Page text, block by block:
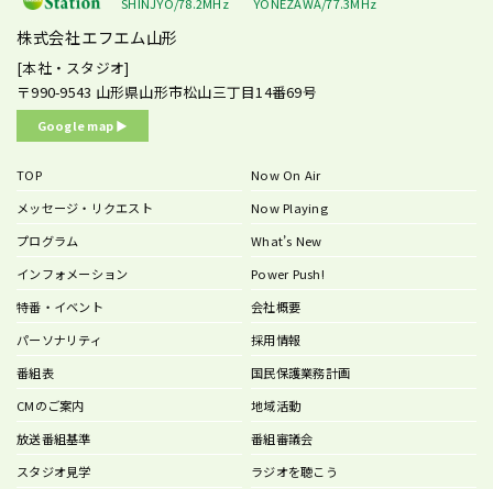
SHINJYO/78.2MHz
YONEZAWA/77.3MHz
株式会社エフエム山形
[本社・スタジオ]
〒990-9543 山形県山形市松山三丁目14番69号
Google map ▶︎
TOP
メッセージ・リクエスト
プログラム
インフォメーション
特番・イベント
パーソナリティ
番組表
CMのご案内
Now On Air
Now Playing
What’s New
Power Push!
会社概要
採用情報
国民保護業務計画
地域活動
放送番組基準
番組審議会
スタジオ見学
ラジオを聴こう